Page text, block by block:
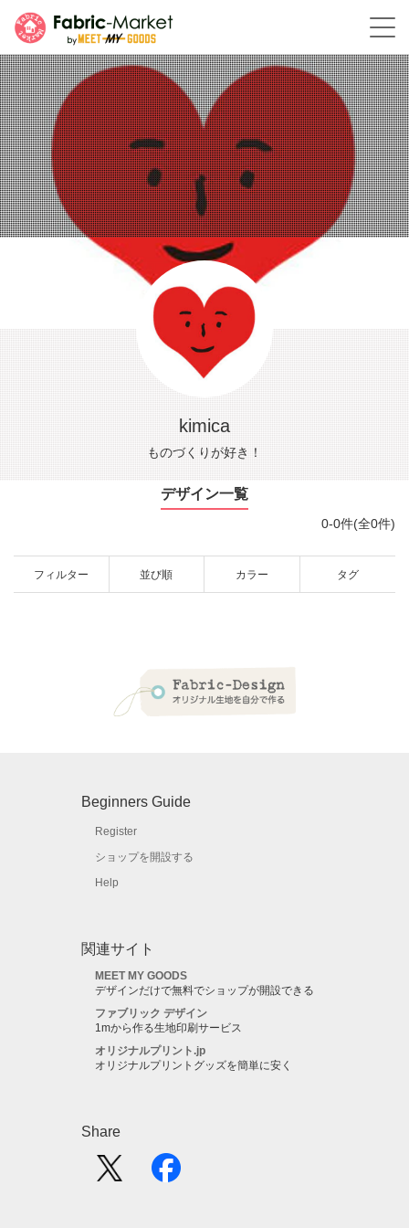
kimica
ものづくりが好き！
デザイン一覧
0-0件(全0件)
フィルター 並び順 カラー タグ
Beginners Guide
Register
ショップを開設する
Help
関連サイト
MEET MY GOODS
デザインだけで無料でショップが開設できる
ファブリック デザイン
1mから作る生地印刷サービス
オリジナルプリント.jp
オリジナルプリントグッズを簡単に安く
Share